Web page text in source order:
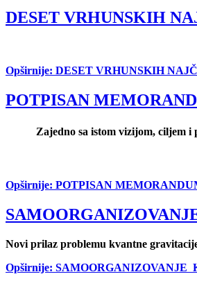
DESET VRHUNSKIH
Opširnije: DESET VRHUNSKIH
POTPISAN
Zajedno sa istom vizijom, ciljem i
Opširnije: POTPISAN
Novi prilaz problemu kvantne
Opširnije: